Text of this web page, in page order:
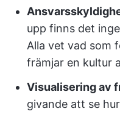
upp finns det
Alla vet vad som
främjar en kultur
Visualisering av
givande att se